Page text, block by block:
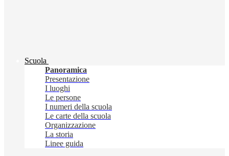
Scuola
Panoramica
Presentazione
I luoghi
Le persone
I numeri della scuola
Le carte della scuola
Organizzazione
La storia
Linee guida